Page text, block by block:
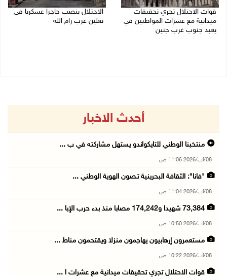
قوات الاحتلال تجري تحقيقات
ميدانية مع عشرات المواطنين في
يعبد جنوب غرب جنين
الاحتلال ينصب حاجزا عسكريا في
نعلين غرب رام الله
أحدث الاخبار
منتخبنا الوطني للتايكواندو يستهل مشاركته في ب ...
08/آب/2026 11:06 ص
"فانا": الثقافة البحرينية تـصون الهوية الوطني ...
08/آب/2026 11:04 ص
73,384 شهيدا و174,242 مصابا منذ بدء حرب الإبا ...
08/آب/2026 10:50 ص
مستعمرون إرهابيون يهاجمون منزلا ويقتحمون مناط ...
08/آب/2026 10:22 ص
قوات الاحتلال تجري تحقيقات ميدانية مع عشرات ا ...